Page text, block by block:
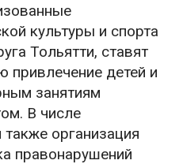
культуры и спорта
Тольятти, ставят
привлечение детей и
занятиям
В числе
организация
правонарушений